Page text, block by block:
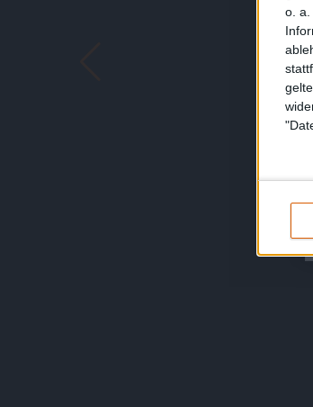
o. a.